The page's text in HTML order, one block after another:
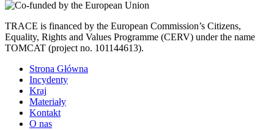
TRACE is financed by the European Commission’s Citizens,
Equality, Rights and Values Programme (CERV) under the name
TOMCAT (project no. 101144613).
Strona Główna
Incydenty
Kraj
Materiały
Kontakt
O nas